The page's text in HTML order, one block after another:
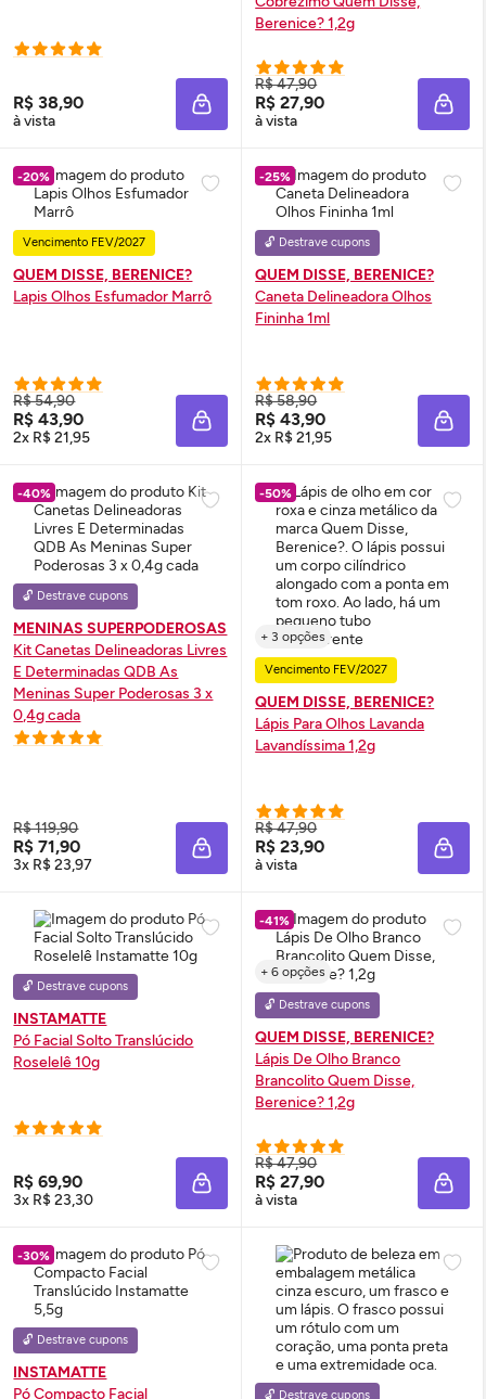
R$ 38,90
à vista ADICIONAR À SACOLA
Berenice? 1,2g
R$ 47,90
R$ 27,90
à vista
-20%
Vencimento FEV/2027
QUEM DISSE, BERENICE?
Lapis Olhos Esfumador Marrô
R$ 54,90
R$ 43,90
2x R$ 21,95 ADICIONAR À SACOLA
-25%
🔓 Destrave cupons
QUEM DISSE, BERENICE?
Caneta Delineadora Olhos
Fininha 1ml
R$ 58,90
R$ 43,90
2x R$ 21,95
-40%
🔓 Destrave cupons
MENINAS SUPERPODEROSAS
Kit Canetas Delineadoras Livres
E Determinadas QDB As
Meninas Super Poderosas 3 x
0,4g cada
R$ 119,90
R$ 71,90
3x R$ 23,97 ADICIONAR À SACOLA
-50%
+ 3 opções
Vencimento FEV/2027
QUEM DISSE, BERENICE?
Lápis Para Olhos Lavanda
Lavandíssima 1,2g
R$ 47,90
R$ 23,90
à vista
🔓 Destrave cupons
INSTAMATTE
Pó Facial Solto Translúcido
Roselelê 10g
R$ 69,90
3x R$ 23,30 ADICIONAR À SACOLA
-41%
+ 6 opções
🔓 Destrave cupons
QUEM DISSE, BERENICE?
Lápis De Olho Branco
Brancolito Quem Disse,
Berenice? 1,2g
R$ 47,90
R$ 27,90
à vista
-30%
🔓 Destrave cupons
INSTAMATTE
Pó Compacto Facial
🔓 Destrave cupons